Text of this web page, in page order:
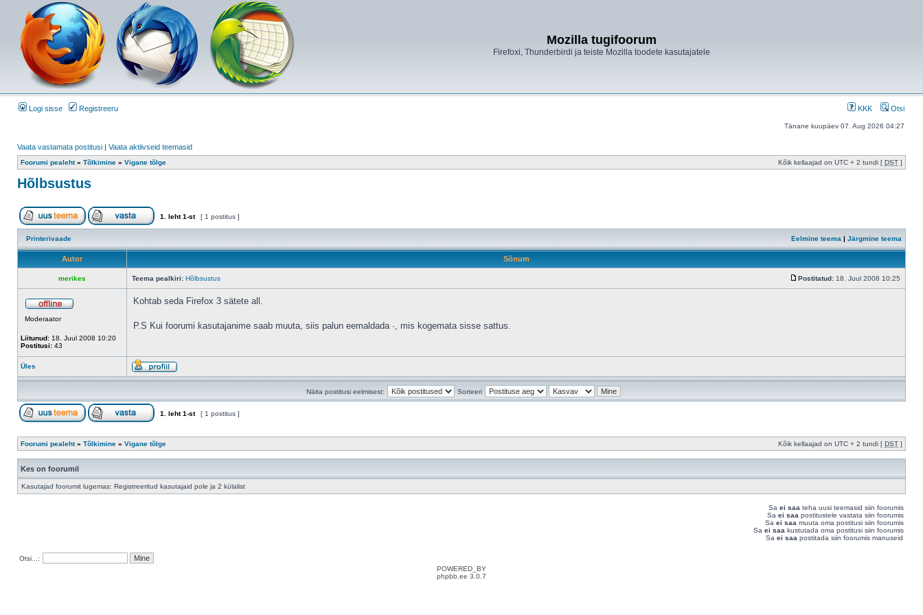
Mozilla tugifoorum
Firefoxi, Thunderbirdi ja teiste Mozilla toodete kasutajatele
Logi sisse Registreeru KKK Otsi
Tänane kuupäev 07. Aug 2026 04:27
Vaata vastamata postitusi | Vaata aktiivseid teemasid
Foorumi pealeht» Tõlkimine » Vigane tõlge Kõik kellaajad on UTC + 2 tundi [ DST ]
Hõlbsustus
1 . leht1-st [ 1 postitus ]
Printerivaade Eelmine teema | Järgmine teema
Autor Sõnum
merikes Teema pealkiri: Hõlbsustus Postitatud: 18. Juul 2008 10:25
Moderaator
Liitunud: 18. Juul 2008 10:20
Postitusi: 43
Kohtab seda Firefox 3 sätete all.
P.S Kui foorumi kasutajanime saab muuta, siis palun eemaldada ·, mis kogemata sisse sattus.
Üles
Näita postitusi eelmisest: Sorteeri
1 . leht1-st [ 1 postitus ]
Foorumi pealeht» Tõlkimine » Vigane tõlge Kõik kellaajad on UTC + 2 tundi [ DST ]
Kes on foorumil
Kasutajad foorumit lugemas: Registreeritud kasutajaid pole ja 2 külalist
Sa ei saa teha uusi teemasid siin foorumis
Sa ei saa postitustele vastata siin foorumis
Sa ei saa muuta oma postitusi siin foorumis
Sa ei saa kustutada oma postitusi siin foorumis
Sa ei saa postitada siin foorumis manuseid
Otsi...:
POWERED_BY
phpbb.ee 3.0.7